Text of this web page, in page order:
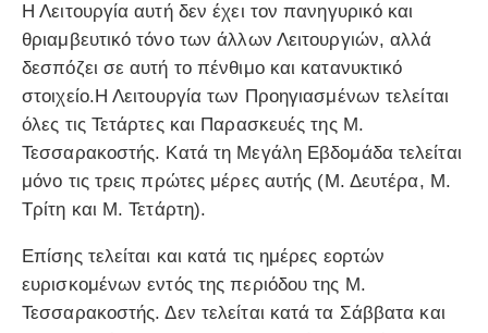
Η Λειτουργία αυτή δεν έχει τον πανηγυρικό και
θριαμβευτικό τόνο των άλλων Λειτουργιών, αλλά
δεσπόζει σε αυτή το πένθιμο και κατανυκτικό
στοιχείο.Η Λειτουργία των Προηγιασμένων τελείται
όλες τις Τετάρτες και Παρασκευές της Μ.
Τεσσαρακοστής. Κατά τη Μεγάλη Εβδομάδα τελείται
μόνο τις τρεις πρώτες μέρες αυτής (Μ. Δευτέρα, Μ.
Τρίτη και Μ. Τετάρτη).
Επίσης τελείται και κατά τις ημέρες εορτών
ευρισκομένων εντός της περιόδου της Μ.
Τεσσαρακοστής. Δεν τελείται κατά τα Σάββατα και